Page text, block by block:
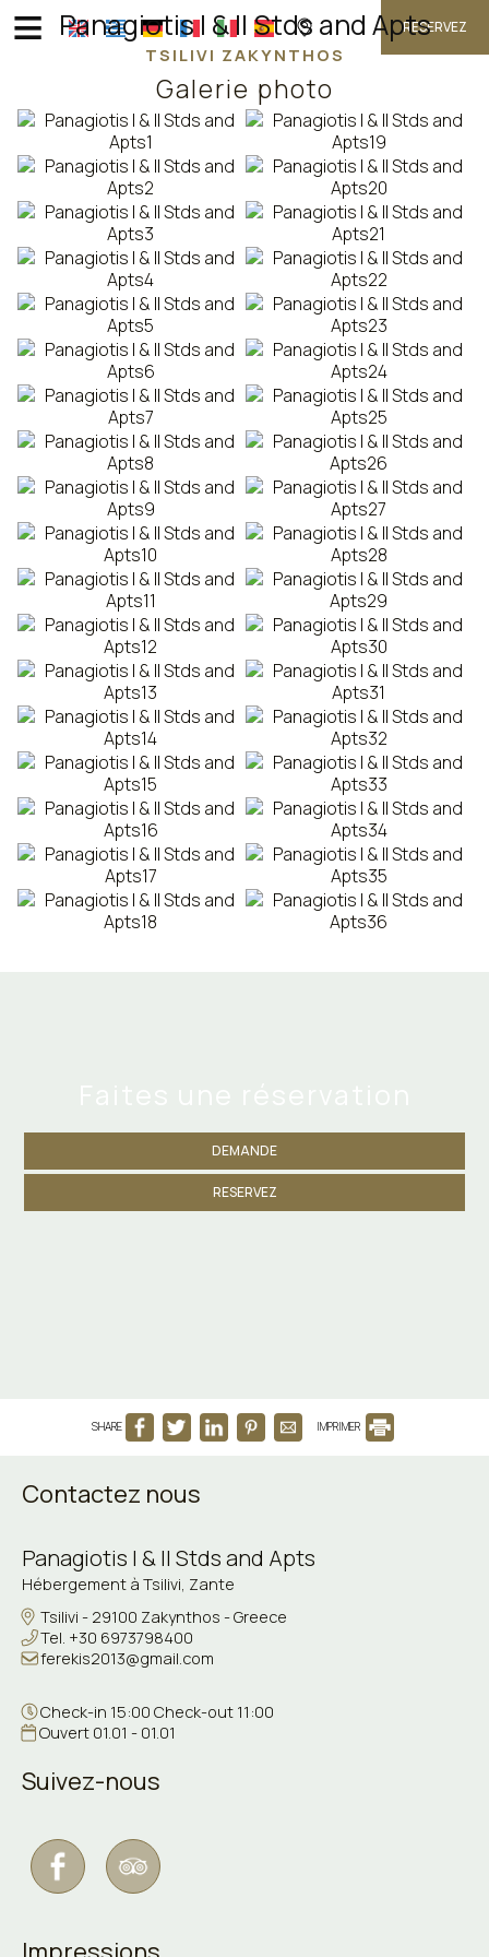
Panagiotis I & II Stds and Apts
TSILIVI ZAKYNTHOS
≡ RESERVEZ
ACCUEIL
EMPLACEMENT
HÉBERGEMENT
INSTALLATIONS
GALERIE PHOTO
DEMANDE
CONTACT
Galerie photo
DEMANDE
RESERVEZ
SHARE IMPRIMER
Contactez nous
Panagiotis I & II Stds and Apts
Hébergement à Tsilivi, Zante
Tsilivi - 29100 Zakynthos - Greece
Tel. +30 6973798400
ferekis2013@gmail.com
Check-in 15:00 Check-out 11:00
Ouvert 01.01 - 01.01
Suivez-nous